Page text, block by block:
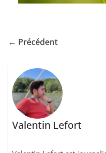
← Précédent
Valentin Lefort